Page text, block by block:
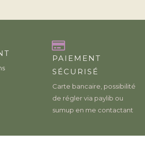
PAIEMENT
SÉCURISÉ
Carte bancaire, possibilité
de régler via paylib ou
sumup en me contactant